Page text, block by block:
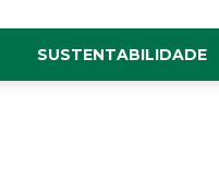
SUSTENTABILIDADE